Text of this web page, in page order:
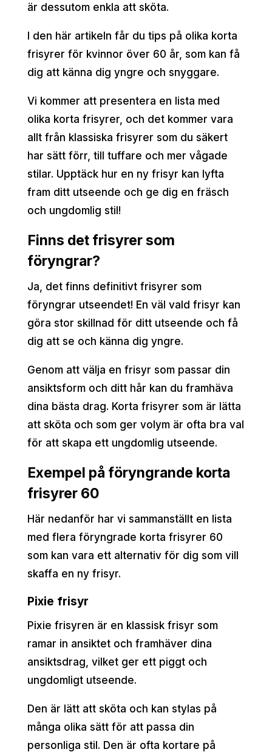
är dessutom enkla att sköta.
I den här artikeln får du tips på olika korta
frisyrer för kvinnor över 60 år, som kan få
dig att känna dig yngre och snyggare.
Vi kommer att presentera en lista med
olika korta frisyrer, och det kommer vara
allt från klassiska frisyrer som du säkert
har sätt förr, till tuffare och mer vågade
stilar. Upptäck hur en ny frisyr kan lyfta
fram ditt utseende och ge dig en fräsch
och ungdomlig stil!
Finns det frisyrer som
föryngrar?
Ja, det finns definitivt frisyrer som
föryngrar utseendet! En väl vald frisyr kan
göra stor skillnad för ditt utseende och få
dig att se och känna dig yngre.
Genom att välja en frisyr som passar din
ansiktsform och ditt hår kan du framhäva
dina bästa drag. Korta frisyrer som är lätta
att sköta och som ger volym är ofta bra val
för att skapa ett ungdomlig utseende.
Exempel på föryngrande korta
frisyrer 60
Här nedanför har vi sammanställt en lista
med flera föryngrade korta frisyrer 60
som kan vara ett alternativ för dig som vill
skaffa en ny frisyr.
Pixie frisyr
Pixie frisyren är en klassisk frisyr som
ramar in ansiktet och framhäver dina
ansiktsdrag, vilket ger ett piggt och
ungdomligt utseende.
Den är lätt att sköta och kan stylas på
många olika sätt för att passa din
personliga stil. Den är ofta kortare på